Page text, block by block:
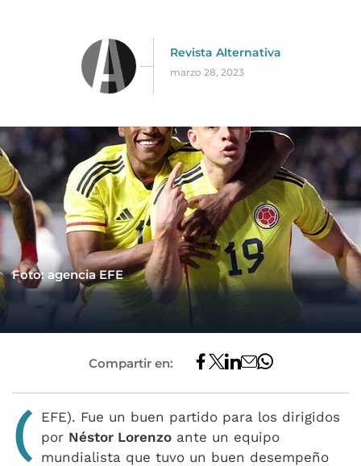
Revista Alternativa
marzo 28, 2023
Foto: agencia EFE
Compartir en:
( EFE). Fue un buen partido para los dirigidos
por Néstor Lorenzo ante un equipo
mundialista que tuvo un buen desempeño